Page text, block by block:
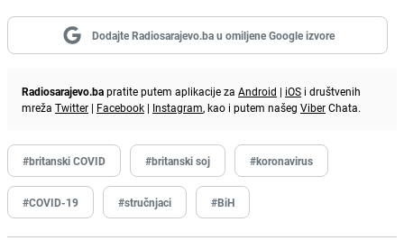
Dodajte Radiosarajevo.ba u omiljene Google izvore
Radiosarajevo.bapratite putem aplikacije za Android | iOS i društvenih
mreža Twitter | Facebook | Instagram, kao i putem našeg ViberChata.
#britanski COVID #britanski soj #koronavirus
#COVID-19 #stručnjaci #BiH